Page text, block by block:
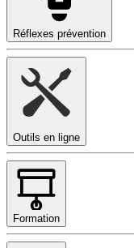
Réflexes prévention
Outils en ligne
Formation